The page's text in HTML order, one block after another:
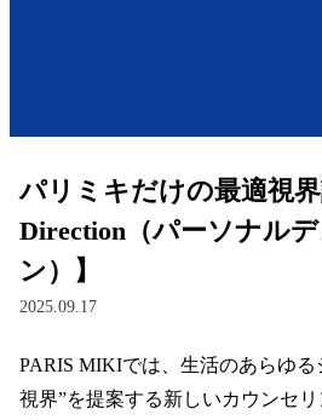
サングラス
補聴器
コンタクトレンズ
グッズ・小物
パリミキだけの最適視
Direction（パーソナル
ン）】
2025.09.17
PARIS MIKIでは、生活のあらゆ
視界”を提案する新しいカウンセ